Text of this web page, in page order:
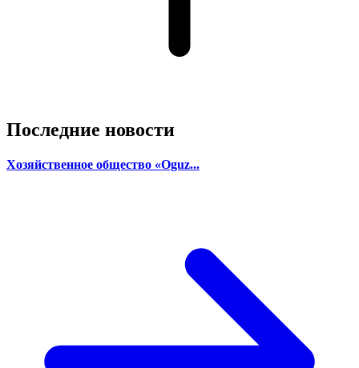
Последние новости
Хозяйственное общество «Oguz...